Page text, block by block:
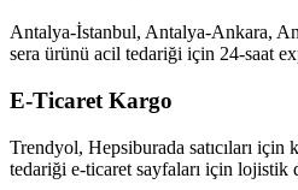
Antalya-İstanbul, Antalya-Ankara,
sera ürünü acil tedariği için 24-saat
E-Ticaret Kargo
Trendyol, Hepsiburada satıcıları
tedariği e-ticaret sayfaları için lojistik